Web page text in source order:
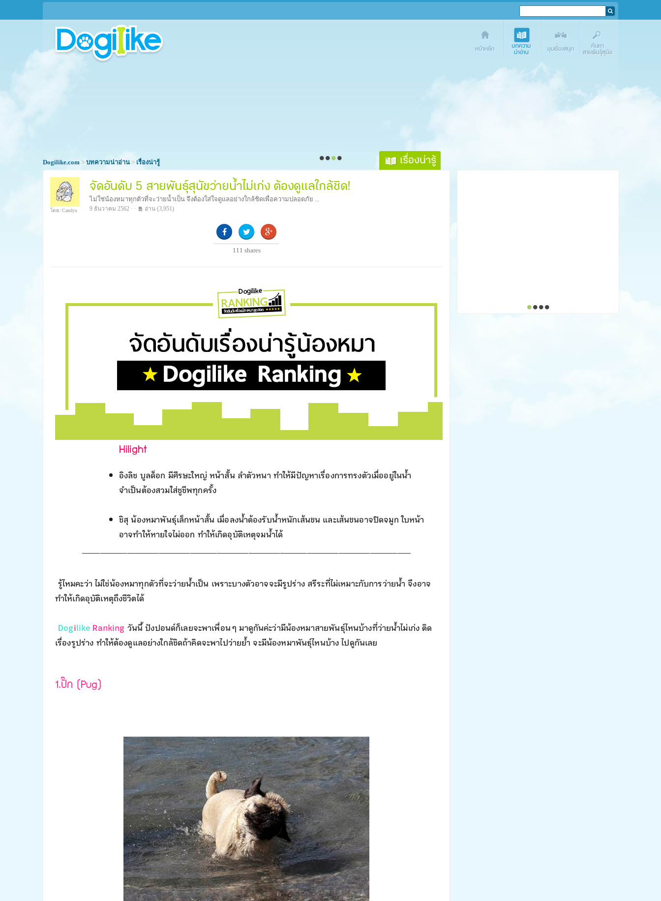
Dogilike.com > บทความน่าอ่าน > เรื่องน่ารู้ เรื่องน่ารู้
โดย: Candyx
จัดอันดับ 5 สายพันธุ์สุนัขว่ายน้ำไม่เก่ง ต้องดูแลใกล้ชิด!
ไม่ใช่น้องหมาทุกตัวที่จะว่ายน้ำเป็น จึงต้องใส่ใจดูแลอย่างใกล้ชิดเพื่อความปลอดภัย ...
9 ธันวาคม 2562 · · อ่าน (3,951)
111 shares
Hilight
อิงลิช บูลด็อก มีศีรษะใหญ่ หน้าสั้น ลำตัวหนา ทำให้มีปัญหาเรื่องการทรงตัวเมื่ออยู่ในน้ำ
จำเป็นต้องสวมใส่ชูชีพทุกครั้ง
ชิสุ น้องหมาพันธุ์เล็กหน้าสั้น เมื่อลงน้ำต้องรับน้ำหนักเส้นขน และเส้นขนอาจปิดจมูก ใบหน้า
อาจทำให้หายใจไม่ออก ทำให้เกิดอุบัติเหตุจมน้ำได้
_________________________________________________________________________
รู้ไหมคะว่า ไม่ใช่น้องหมาทุกตัวที่จะว่ายน้ำเป็น เพราะบางตัวอาจจะมีรูปร่าง สรีระที่ไม่เหมาะกับการว่ายน้ำ จึงอาจ
ทำให้เกิดอุบัติเหตุถึงชีวิตได้
Dogilike Ranking วันนี้ ปังปอนด์ก็เลยจะพาเพื่อน ๆ มาดูกันค่ะว่ามีน้องหมาสายพันธุ์ไหนบ้างที่ว่ายน้ำไม่เก่ง ติด
เรื่องรูปร่าง ทำให้ต้องดูแลอย่างใกล้ชิดถ้าคิดจะพาไปว่ายย้ำจะมีน้องหมาพันธุ์ไหนบ้าง ไปดูกันเลย
1.ปั๊ก (Pug )